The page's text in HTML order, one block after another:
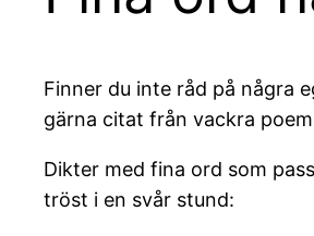
Finner du inte råd på några
gärna citat från vackra
Dikter med fina ord som
tröst i en svår stund: